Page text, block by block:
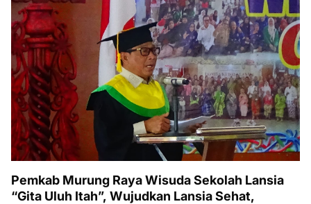
Pemkab Murung Raya Wisuda Sekolah Lansia
“Gita Uluh Itah”, Wujudkan Lansia Sehat,